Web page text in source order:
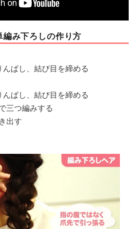
み下ろしの作り方
ぱし、結び目を締める
ぱし、結び目を締める
三つ編みする
出す